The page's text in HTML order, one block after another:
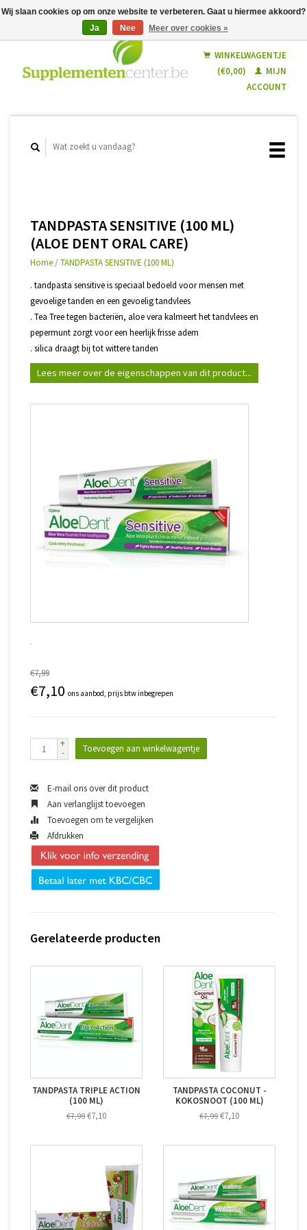
Nederlands
WINKELWAGENTJE
(€0,00)
MIJN
ACCOUNT
TANDPASTA SENSITIVE (100 ML)
(ALOE DENT ORAL CARE)
Home /TANDPASTA SENSITIVE (100 ML)
. tandpasta sensitive is speciaal bedoeld voor mensen met
gevoelige tanden en een gevoelig tandvlees
. Tea Tree tegen bacteriën, aloe vera kalmeert het tandvlees en
pepermunt zorgt voor een heerlijk frisse adem
. silica draagt bij tot wittere tanden
Lees meer over de eigenschappen van dit product...
€7,99
€7,10 ons aanbod, prijs btw inbegrepen
+
-
Toevoegen aan winkelwagentje
E-mail ons over dit product
Aan verlanglijst toevoegen
Toevoegen om te vergelijken
Afdrukken
Gerelateerde producten
TANDPASTA TRIPLE ACTION
(100 ML)
€7,99 €7,10
TANDPASTA COCONUT -
KOKOSNOOT (100 ML)
€7,99 €7,10
Wij slaan cookies op om onze website te verbeteren. Gaat u hiermee akkoord?
Ja
Nee Meer over cookies »